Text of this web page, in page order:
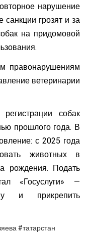
нарушение
грозят и за
на придомовой
правонарушениям
ветеринарии
собак
прошлого года. В
с 2025 года
животных в
рождения. Подать
«Госуслуги» —
и прикрепить
#татарстан